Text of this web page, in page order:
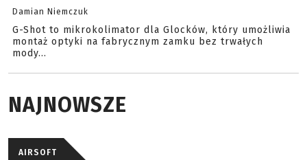
Damian Niemczuk
G-Shot to mikrokolimator dla Glocków, który umożliwia
montaż optyki na fabrycznym zamku bez trwałych
mody...
NAJNOWSZE
AIRSOFT